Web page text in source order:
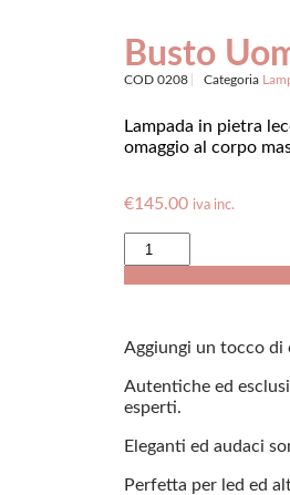
Busto
COD 0208 Categoria
Lampada in pietra
omaggio al corpo
€145.00 iva inc.
Aggiungi un tocco di
Autentiche ed
esperti.
Eleganti ed audaci
Perfetta per led ed